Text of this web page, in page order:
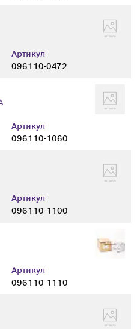
Артикул
096110-0472
Артикул
096110-1060
Артикул
096110-1100
Артикул
096110-1110